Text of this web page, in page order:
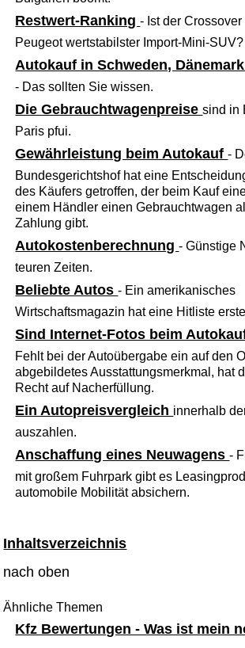
Restwert-Ranking- Ist der
Peugeot wertstabilster Import-Mini-SUV?
Autokauf in Schweden,
- Das sollten Sie wissen.
Die Gebrauchtwagenpreisesind in
Paris pfui.
Gewährleistung beim Autokauf-
Bundesgerichtshof hat eine
des Käufers getroffen, der beim Kauf
einem Händler einen Gebrauchtwagen
Zahlung gibt.
Autokostenberechnung- Günstige
teuren Zeiten.
Beliebte Autos- Ein amerikanisches
Wirtschaftsmagazin hat eine Hitliste
Sind Internet-Fotos beim
Fehlt bei der Autoübergabe ein auf den
abgebildetes Ausstattungsmerkmal, hat
Recht auf Nacherfüllung.
Ein Autopreisvergleich innerhalb
auszahlen.
Anschaffung eines Neuwagens-
mit großem Fuhrpark gibt es
automobile Mobilität absichern.
Inhaltsverzeichnis
nach oben
Ähnliche Themen
Kfz Bewertungen - Was ist mein